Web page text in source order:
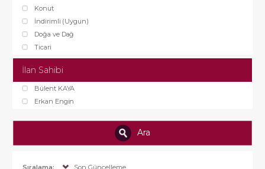
Konut
İndirimli (Uygun)
Doğa ve Dağ
Ticari
İlan Sahibi
Bülent KAYA
Erkan Engin
Ara
Sıralama:
Son Güncelleme